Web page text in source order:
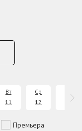
Вт
11
Ср
12
13
Премьера